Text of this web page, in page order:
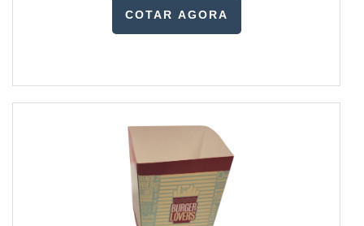
COTAR AGORA